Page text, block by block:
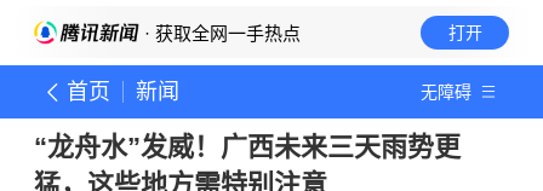
· 获取全网一手热点 打开
首页 新闻 无障碍
“龙舟水”发威！广西未来三天雨势更
猛，这些地方需特别注意